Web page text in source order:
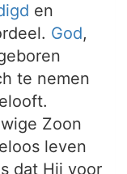
en
God,
te nemen
Zoon
leven
dat Hij voor